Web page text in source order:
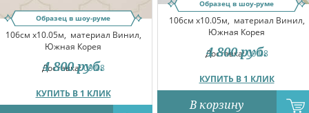
Образец в шоу-руме
106см x10.05м, материал Винил,
Южная Корея
Доставка:09.08
КУПИТЬ В 1 КЛИК
4 800 руб.
Образец в шоу-руме
106см x10.05м, материал Винил,
Южная Корея
Доставка:09.08
КУПИТЬ В 1 КЛИК
4 800 руб.
В корзину